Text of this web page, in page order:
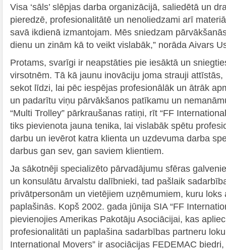
Visa ‘sāls’ slēpjas darba organizācijā, saliedētā un
pieredzē, profesionalitātē un nenoliedzami arī
savā ikdienā izmantojam. Mēs sniedzam
dienu un zinām kā to veikt vislabāk,” norāda Aivars
Protams, svarīgi ir neapstāties pie iesāktā un
virsotnēm. Tā kā jaunu inovāciju joma strauji
sekot līdzi, lai pēc iespējas profesionālāk un ātrāk
un padarītu viņu pārvākšanos patīkamu un
“Multi Trolley” pārkraušanas ratiņi, rīt “FF
tiks pievienota jauna tenika, lai vislabāk spētu
darbu un ievērot katra klienta un uzdevuma darba
darbus gan sev, gan saviem klientiem.
Ja sākotnēji specializēto pārvadājumu sfēras
un konsulātu ārvalstu dalībnieki, tad pašlaik
privātpersonām un vietējiem uzņēmumiem, kuru loks
paplašinās. Kopš 2002. gada jūnija SIA “FF
pievienojies Amerikas Pakotāju Asociācijai, kas
profesionalitāti un paplašina sadarbības partneru
International Movers” ir asociācijas FEDEMAC